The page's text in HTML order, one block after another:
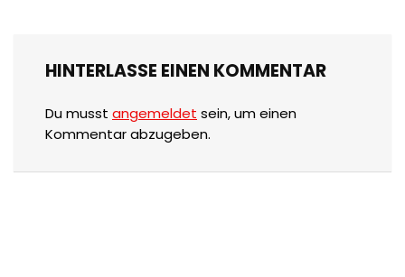
HINTERLASSE EINEN KOMMENTAR
Du musst angemeldet sein, um einen
Kommentar abzugeben.